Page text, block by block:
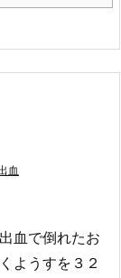
血
血で倒れたお
ようすを３２